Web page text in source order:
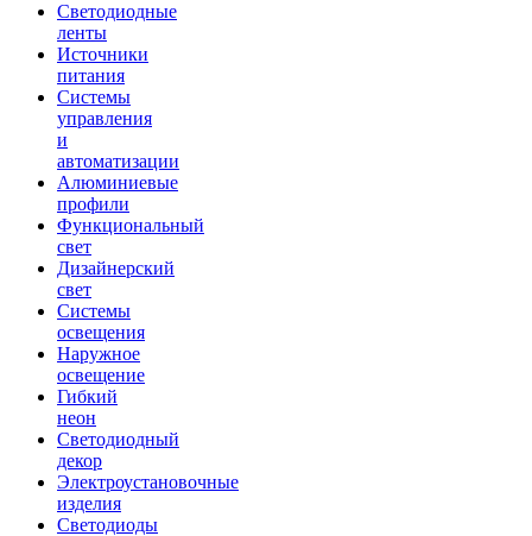
Светодиодные
ленты
Источники
питания
Системы
управления
и
автоматизации
Алюминиевые
профили
Функциональный
свет
Дизайнерский
свет
Системы
освещения
Наружное
освещение
Гибкий
неон
Светодиодный
декор
Электроустановочные
изделия
Светодиоды